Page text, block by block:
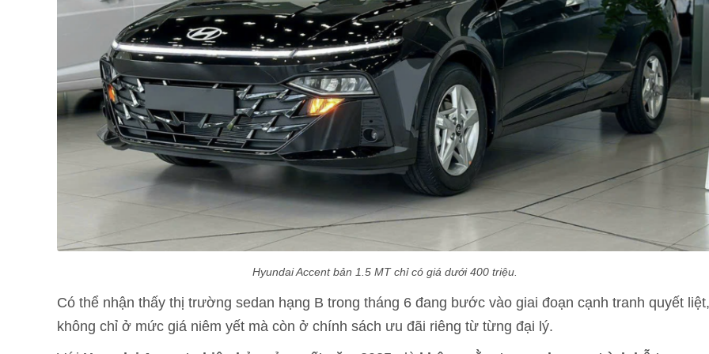
Hyundai Accent bản 1.5 MT chỉ có giá dưới 400 triệu.
Có thể nhận thấy thị trường sedan hạng B trong tháng 6 đang bước vào giai đoạn cạnh tranh quyết liệt,
không chỉ ở mức giá niêm yết mà còn ở chính sách ưu đãi riêng từ từng đại lý.